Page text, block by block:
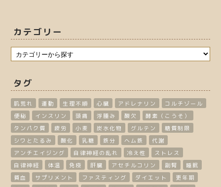
カテゴリー
タグ
肌荒れ 運動 生理不順 心臓 アドレナリン
コルチゾール
便秘
インスリン 頭痛 浮腫み 酸欠
酵素（こうそ）
タンパク質
疲労 小麦 炭水化物 グルテン
糖質制限
シワとたるみ
酸化 乳糖 鉄分 ヘム鉄
代謝
アンチエイジング
自律神経の乱れ 冷え性
ストレス
自律神経
体温 免疫 肝臓 アセチルコリン 副腎
睡眠
貧血
サプリメント ファスティング ダイエット
更年期